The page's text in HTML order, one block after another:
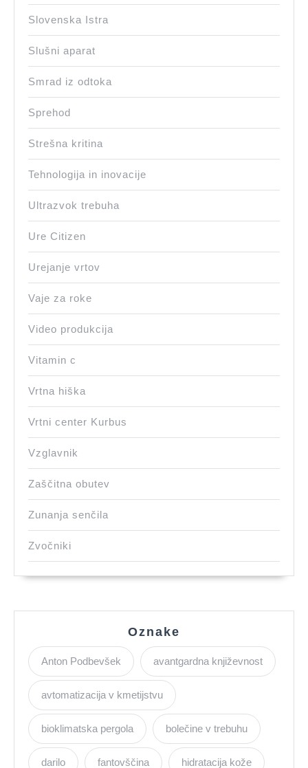
Slovenska Istra
Slušni aparat
Smrad iz odtoka
Sprehod
Strešna kritina
Tehnologija in inovacije
Ultrazvok trebuha
Ure Citizen
Urejanje vrtov
Vaje za roke
Video produkcija
Vitamin c
Vrtna hiška
Vrtni center Kurbus
Vzglavnik
Zaščitna obutev
Zunanja senčila
Zvočniki
Oznake
Anton Podbevšek avantgardna književnost
avtomatizacija v kmetijstvu
bioklimatska pergola bolečine v trebuhu
darilo fantovščina hidratacija kože